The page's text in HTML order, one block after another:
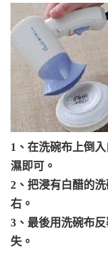
1、在洗碗布上倒
濕即可。
2、把浸有白醋的
右。
3、最後用洗碗布
失。